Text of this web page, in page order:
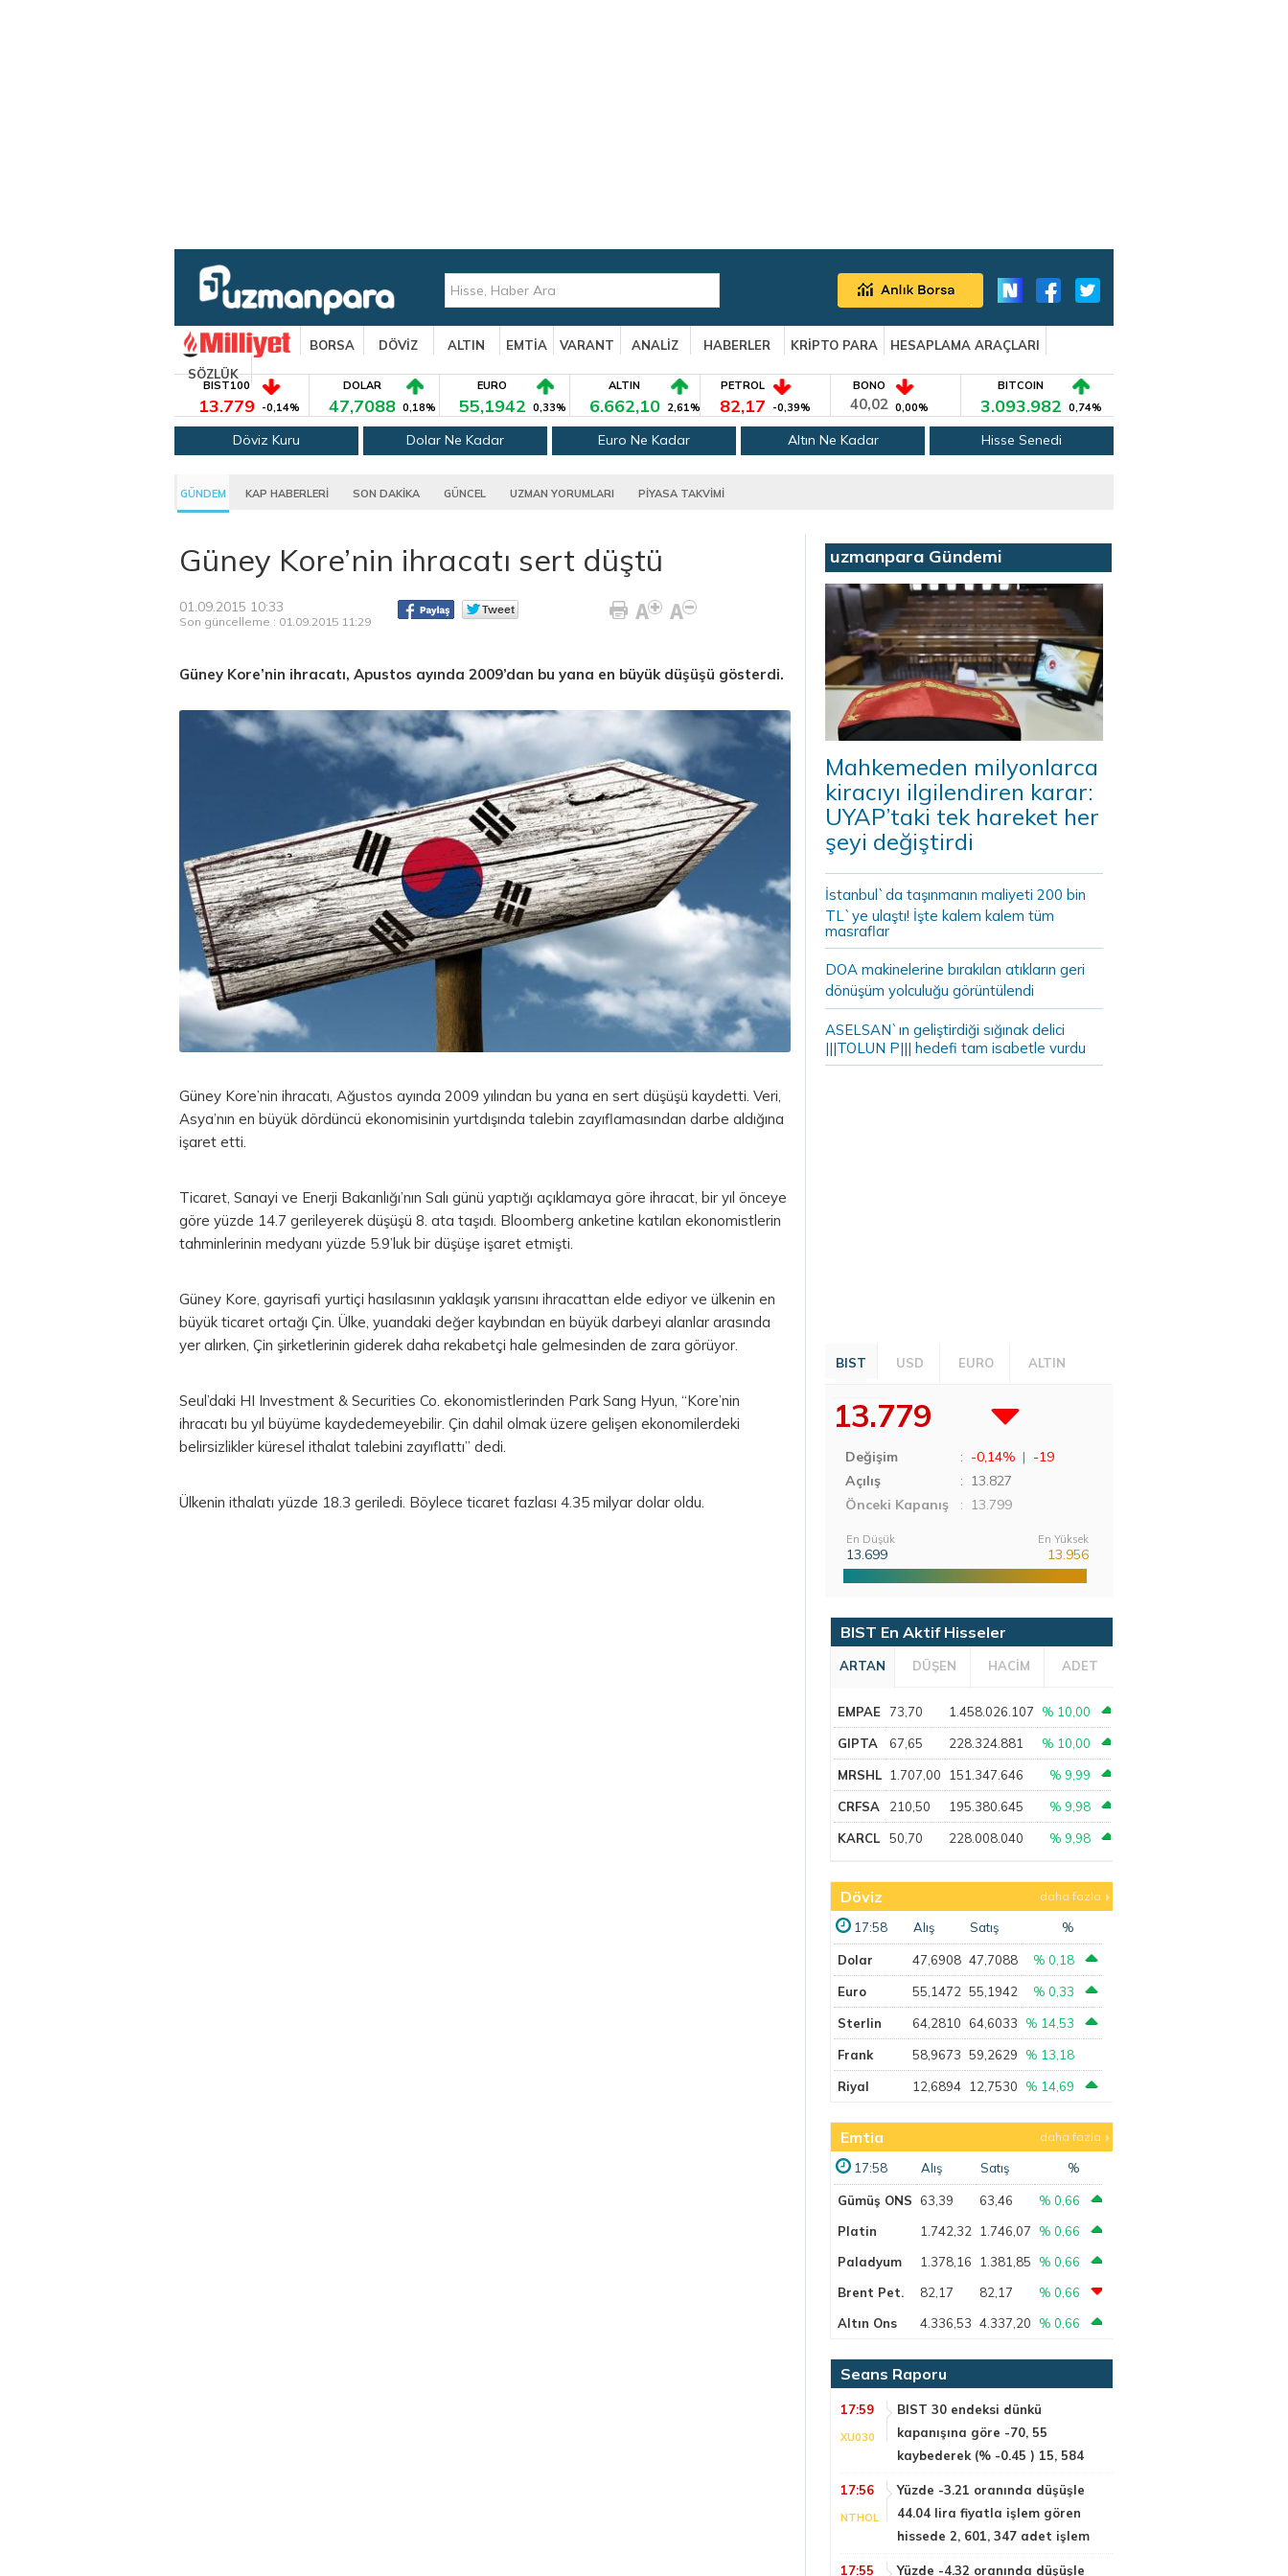
BORSA DÖVİZ ALTIN EMTİA VARANT ANALİZ HABERLER KRİPTO PARA
HESAPLAMA ARAÇLARI
SÖZLÜK
BIST100
13.779 -0,14%
DOLAR
47,7088 0,18%
EURO
55,1942 0,33%
ALTIN
6.662,10 2,61%
PETROL
82,17 -0,39%
BONO
40,02 0,00%
BITCOIN
3.093.982 0,74%
Döviz Kuru Dolar Ne Kadar Euro Ne Kadar Altın Ne Kadar Hisse Senedi
GÜNDEM KAP HABERLERİ SON DAKİKA GÜNCEL UZMAN YORUMLARI PİYASA TAKVİMİ
Güney Kore’nin ihracatı sert düştü
01.09.2015 10:33
Son güncelleme : 01.09.2015 11:29
Güney Kore’nin ihracatı, Apustos ayında 2009’dan bu yana en büyük düşüşü gösterdi.
Güney Kore’nin ihracatı, Ağustos ayında 2009 yılından bu yana en sert düşüşü kaydetti. Veri,
Asya’nın en büyük dördüncü ekonomisinin yurtdışında talebin zayıflamasından darbe aldığına
işaret etti.
Ticaret, Sanayi ve Enerji Bakanlığı’nın Salı günü yaptığı açıklamaya göre ihracat, bir yıl önceye
göre yüzde 14.7 gerileyerek düşüşü 8. ata taşıdı. Bloomberg anketine katılan ekonomistlerin
tahminlerinin medyanı yüzde 5.9’luk bir düşüşe işaret etmişti.
Güney Kore, gayrisafi yurtiçi hasılasının yaklaşık yarısını ihracattan elde ediyor ve ülkenin en
büyük ticaret ortağı Çin. Ülke, yuandaki değer kaybından en büyük darbeyi alanlar arasında
yer alırken, Çin şirketlerinin giderek daha rekabetçi hale gelmesinden de zara görüyor.
Seul’daki HI Investment & Securities Co. ekonomistlerinden Park Sang Hyun, “Kore’nin
ihracatı bu yıl büyüme kaydedemeyebilir. Çin dahil olmak üzere gelişen ekonomilerdeki
belirsizlikler küresel ithalat talebini zayıflattı” dedi.
Ülkenin ithalatı yüzde 18.3 geriledi. Böylece ticaret fazlası 4.35 milyar dolar oldu.
uzmanpara Gündemi
Mahkemeden milyonlarca
kiracıyı ilgilendiren karar:
UYAP’taki tek hareket her
şeyi değiştirdi
İstanbul`da taşınmanın maliyeti 200 bin
TL`ye ulaştı! İşte kalem kalem tüm
masraflar
DOA makinelerine bırakılan atıkların geri
dönüşüm yolculuğu görüntülendi
ASELSAN`ın geliştirdiği sığınak delici
|||TOLUN P||| hedefi tam isabetle vurdu
BIST USD EURO ALTIN
13.779
Değişim : -0,14% | -19
Açılış
: 13.827
Önceki Kapanış
: 13.799
En Düşük
13.699
En Yüksek
13.956
BIST En Aktif Hisseler
ARTAN DÜŞEN HACİM ADET
EMPAE 73,70 1.458.026.107 % 10,00
GIPTA 67,65 228.324.881 % 10,00
MRSHL 1.707,00 151.347.646 % 9,99
CRFSA 210,50 195.380.645 % 9,98
KARCL 50,70 228.008.040 % 9,98
Döviz daha fazla
17:58 Alış Satış %
Dolar 47,6908 47,7088 % 0,18
Euro 55,1472 55,1942 % 0,33
Sterlin 64,2810 64,6033 % 14,53
Frank 58,9673 59,2629 % 13,18
Riyal 12,6894 12,7530 % 14,69
Emtia daha fazla
17:58 Alış Satış %
Gümüş ONS 63,39 63,46
% 0,66
Platin
1.742,32 1.746,07
% 0,66
Paladyum
1.378,16 1.381,85
% 0,66
Brent Pet.
82,17 82,17
% 0,66
Altın Ons
4.336,53 4.337,20 % 0,66
Seans Raporu
17:59
XU030
BIST 30 endeksi dünkü
kapanışına göre -70, 55
kaybederek (% -0.45 ) 15, 584
17:56
NTHOL
Yüzde -3.21 oranında düşüşle
44.04 lira fiyatla işlem gören
hissede 2, 601, 347 adet işlem
17:55
Yüzde -4.32 oranında düşüşle